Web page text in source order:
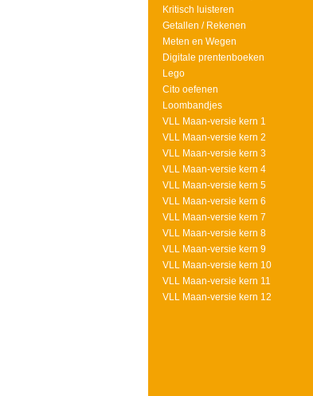
Kritisch luisteren
Getallen / Rekenen
Meten en Wegen
Digitale prentenboeken
Lego
Cito oefenen
Loombandjes
VLL Maan-versie kern 1
VLL Maan-versie kern 2
VLL Maan-versie kern 3
VLL Maan-versie kern 4
VLL Maan-versie kern 5
VLL Maan-versie kern 6
VLL Maan-versie kern 7
VLL Maan-versie kern 8
VLL Maan-versie kern 9
VLL Maan-versie kern 10
VLL Maan-versie kern 11
VLL Maan-versie kern 12